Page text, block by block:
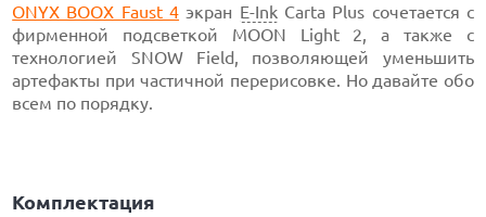
ONYX BOOX Faust 4 экран E-InkCarta Plus сочетается с
фирменной подсветкой MOON Light 2, а также с
технологией SNOW Field, позволяющей уменьшить
артефакты при частичной перерисовке. Но давайте обо
всем по порядку.
Комплектация